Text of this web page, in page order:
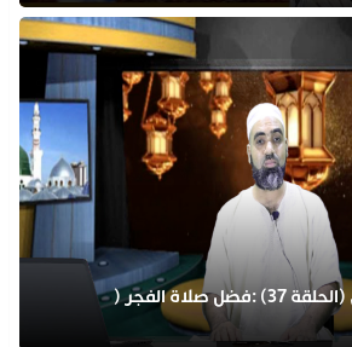
برنامج بينات من الهدى (الحلقة 37) :فضل صلاة الفجر (